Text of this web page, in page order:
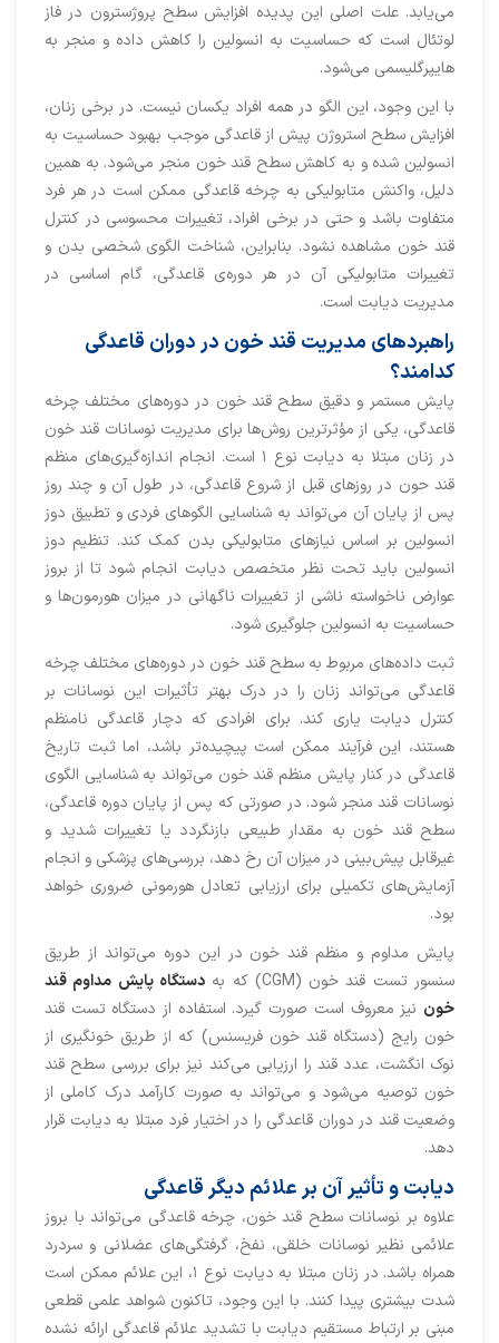
می‌یابد. علت اصلی این پدیده افزایش سطح پروژسترون در فاز
لوتئال است که حساسیت به انسولین را کاهش داده و منجر به
هایپرگلیسمی می‌شود.
با این وجود، این الگو در همه افراد یکسان نیست. در برخی زنان،
افزایش سطح استروژن پیش از قاعدگی موجب بهبود حساسیت به
انسولین شده و به کاهش سطح قند خون منجر می‌شود. به همین
دلیل، واکنش متابولیکی به چرخه قاعدگی ممکن است در هر فرد
متفاوت باشد و حتی در برخی افراد، تغییرات محسوسی در کنترل
قند خون مشاهده نشود. بنابراین، شناخت الگوی شخصی بدن و
تغییرات متابولیکی آن در هر دوره‌ی قاعدگی، گام اساسی در
مدیریت دیابت است.
راهبردهای مدیریت قند خون در دوران قاعدگی
کدامند؟
پایش مستمر و دقیق سطح قند خون در دوره‌های مختلف چرخه
قاعدگی، یکی از مؤثرترین روش‌ها برای مدیریت نوسانات قند خون
در زنان مبتلا به دیابت نوع ۱ است. انجام اندازه‌گیری‌های منظم
قند حون در روزهای قبل از شروع قاعدگی، در طول آن و چند روز
پس از پایان آن می‌تواند به شناسایی الگوهای فردی و تطبیق دوز
انسولین بر اساس نیازهای متابولیکی بدن کمک کند. تنظیم دوز
انسولین باید تحت نظر متخصص دیابت انجام شود تا از بروز
عوارض ناخواسته ناشی از تغییرات ناگهانی در میزان هورمون‌ها و
حساسیت به انسولین جلوگیری شود.
ثبت داده‌های مربوط به سطح قند خون در دوره‌های مختلف چرخه
قاعدگی می‌تواند زنان را در درک بهتر تأثیرات این نوسانات بر
کنترل دیابت یاری کند. برای افرادی که دچار قاعدگی نامنظم
هستند، این فرآیند ممکن است پیچیده‌تر باشد، اما ثبت تاریخ
قاعدگی در کنار پایش منظم قند خون می‌تواند به شناسایی الگوی
نوسانات قند منجر شود. در صورتی که پس از پایان دوره قاعدگی،
سطح قند خون به مقدار طبیعی بازنگردد یا تغییرات شدید و
غیرقابل پیش‌بینی در میزان آن رخ دهد، بررسی‌های پزشکی و انجام
آزمایش‌های تکمیلی برای ارزیابی تعادل هورمونی ضروری خواهد
بود.
پایش مداوم و منظم قند خون در این دوره می‌تواند از طریق
سنسور تست قند خون (CGM) که به
دستگاه پایش مداوم قند
خون نیز معروف است صورت گیرد. استفاده از دستگاه تست قند
خون رایج (دستگاه قند خون فریسنس) که از طریق خونگیری از
نوک انگشت، عدد قند را ارزیابی می‌کند نیز برای بررسی سطح قند
خون توصیه می‌شود و می‌تواند به صورت کارآمد درک کاملی از
وضعیت قند در دوران قاعدگی را در اختیار فرد مبتلا به دیابت قرار
دهد.
دیابت و تأثیر آن بر علائم دیگر قاعدگی
علاوه بر نوسانات سطح قند خون، چرخه قاعدگی می‌تواند با بروز
علائمی نظیر نوسانات خلقی، نفخ، گرفتگی‌های عضلانی و سردرد
همراه باشد. در زنان مبتلا به دیابت نوع ۱، این علائم ممکن است
شدت بیشتری پیدا کنند. با این وجود، تاکنون شواهد علمی قطعی
مبنی بر ارتباط مستقیم دیابت با تشدید علائم قاعدگی ارائه نشده